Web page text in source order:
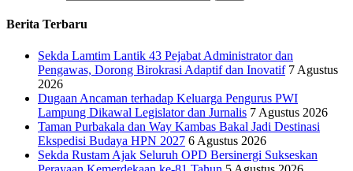
Berita Terbaru
Sekda Lamtim Lantik 43 Pejabat Administrator dan
Pengawas, Dorong Birokrasi Adaptif dan Inovatif 7 Agustus
2026
Dugaan Ancaman terhadap Keluarga Pengurus PWI
Lampung Dikawal Legislator dan Jurnalis 7 Agustus 2026
Taman Purbakala dan Way Kambas Bakal Jadi Destinasi
Ekspedisi Budaya HPN 2027 6 Agustus 2026
Sekda Rustam Ajak Seluruh OPD Bersinergi Sukseskan